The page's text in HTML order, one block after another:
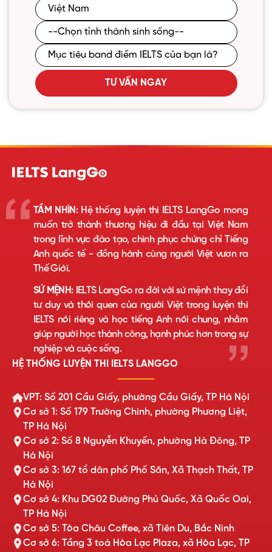
TƯ VẤN NGAY
TẦM NHÌN:Hệ thống luyện thi IELTS LangGo mong
muốn trở thành thương hiệu đi đầu tại Việt Nam
trong lĩnh vực đào tạo, chinh phục chứng chỉ Tiếng
Anh quốc tế - đồng hành cùng người Việt vươn ra
Thế Giới.
SỨ MỆNH:IELTS LangGo ra đời với sứ mệnh thay đổi
tư duy và thói quen của người Việt trong luyện thi
IELTS nói riêng và học tiếng Anh nói chung, nhằm
giúp người học thành công, hạnh phúc hơn trong sự
nghiệp và cuộc sống.
HỆ THỐNG LUYỆN THI IELTS LANGGO
VPT: Số 201 Cầu Giấy, phường Cầu Giấy, TP Hà Nội
Cơ sở 1: Số 179 Trường Chinh, phường Phương Liệt,
TP Hà Nội
Cơ sở 2: Số 8 Nguyễn Khuyến, phường Hà Đông, TP
Hà Nội
Cơ sở 3: 167 tổ dân phố Phố Săn, Xã Thạch Thất, TP
Hà Nội
Cơ sở 4: Khu DG02 Đường Phủ Quốc, Xã Quốc Oai,
TP Hà Nội
Cơ sở 5: Tòa Châu Coffee, xã Tiên Du, Bắc Ninh
Cơ sở 6: Tầng 3 toà Hòa Lạc Plaza, xã Hòa Lạc, TP